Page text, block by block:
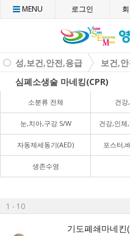
CMENU 로그인
성,보건,안전,응급
보건,
심폐소생술 마네킹(CPR)
소분류 전체 건강
눈,치아,구강 S/W 건강,인체
자동제세동기(AED) 포스터,
생존수영
1 - 10
기도폐쇄마네